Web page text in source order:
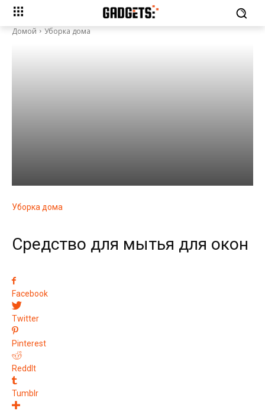
Домой Уборка дома
Уборка дома
Средство для мытья для окон
Facebook
Twitter
Pinterest
ReddIt
Tumblr